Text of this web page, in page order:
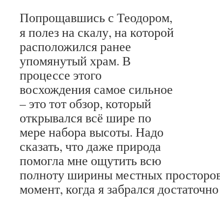
Попрощавшись с Теодором,
я полез на скалу, на которой
расположился ранее
упомянутый храм. В
процессе этого
восхождения самое сильное
– это тот обзор, который
открывался всё шире по
мере набора высоты. Надо
сказать, что даже природа
помогла мне ощутить всю
полноту ширины местных
момент, когда я забрался